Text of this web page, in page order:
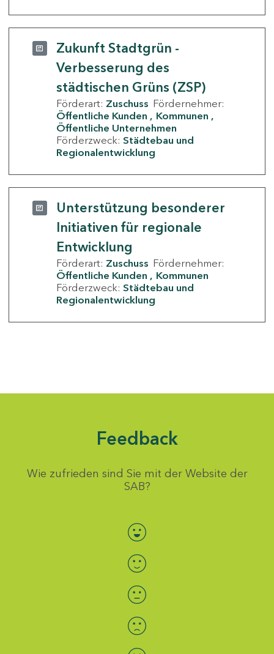
Zukunft Stadtgrün -
Verbesserung des
städtischen Grüns (ZSP)
Förderart: Zuschuss Fördernehmer:
Öffentliche Kunden
Kommunen
Öffentliche Unternehmen
Förderzweck: Städtebau und
Regionalentwicklung
Unterstützung besonderer
Initiativen für regionale
Entwicklung
Förderart: Zuschuss Fördernehmer:
Öffentliche Kunden
Kommunen
Förderzweck: Städtebau und
Regionalentwicklung
Feedback
Wie zufrieden sind Sie mit der Website der
SAB?
Bewertung auswählen